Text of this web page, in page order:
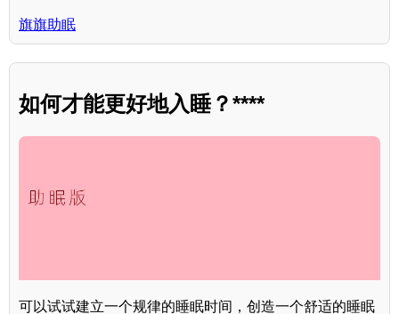
旗旗助眠
如何才能更好地入睡？****
可以试试建立一个规律的睡眠时间，创造一个舒适的睡眠